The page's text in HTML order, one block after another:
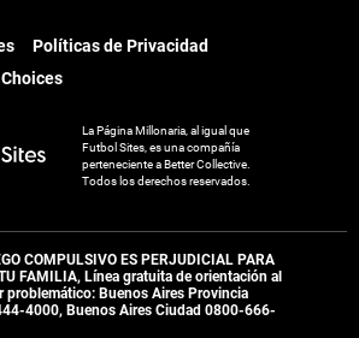
Políticas de Privacidad
La Página Millonaria, al igual que
Futbol Sites, es una compañía
perteneciente a Better Collective.
Todos los derechos reservados.
COMPULSIVO ES PERJUDICIAL PARA
FAMILIA, Línea gratuita de orientación al
problemático: Buenos Aires Provincia
4000, Buenos Aires Ciudad 0800-666-